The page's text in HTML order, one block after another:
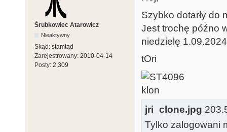
Śrubkowiec Atarowicz
Nieaktywny
Skąd: stamtąd
Zarejestrowany: 2010-04-14
Posty: 2,309
Szybko dotarły do
Jest trochę późno
niedzielę
tOri
jri_clone.jpg
Tylko zalogowani